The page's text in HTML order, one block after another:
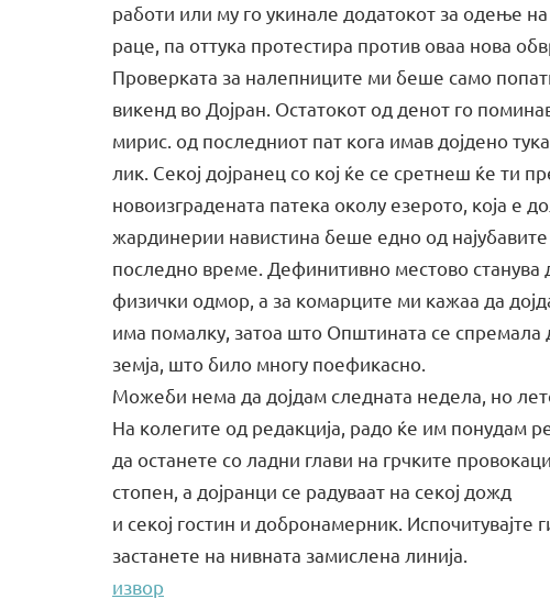
работи или му го укинале додатокот за одење
раце, па оттука протестира против оваа нова
Проверката за налепниците ми беше само
викенд во Дојран. Остатокот од денот го
мирис. од последниот пат кога имав дојдено
лик. Секој дојранец со кој ќе се сретнеш ќе ти
новоизградената патека околу езерото, која е
жардинерии навистина беше едно од
последно време. Дефинитивно местово станува
физички одмор, а за комарците ми кажаа да
има помалку, затоа што Општината се спремала
земја, што било многу поефикасно.
Можеби нема да дојдам следната недела, но
На колегите од редакција, радо ќе им понудам
да останете со ладни глави на грчките
стопен, а дојранци се радуваат на секој дожд
и секој гостин и добронамерник. Испочитувајте
застанете на нивната замислена линија.
извор